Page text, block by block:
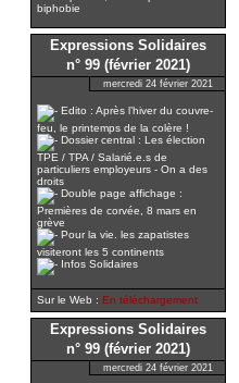
biphobie
Expressions Solidaires
n° 99 (février 2021)
mercredi 24 février 2021
Edito : Après l’hiver du couvre-
feu, le printemps de la colère !
Dossier central : Les élection
TPE / TPA / Salarié.e.s de
particuliers employeurs - On a des
droits
Double page affichage :
Premières de corvée, 8 mars en
grève
Pour la vie. les zapatistes
visiteront les 5 continents
Infos Solidaires
Sur le Web : En téléchargement
Expressions Solidaires
n° 99 (février 2021)
mercredi 24 février 2021